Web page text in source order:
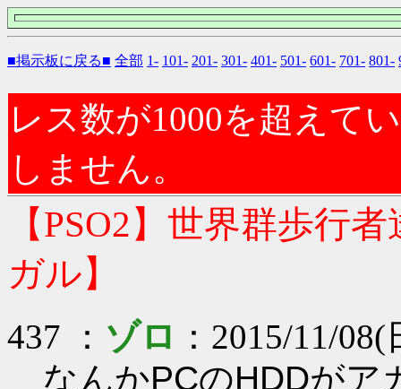
■掲示板に戻る■ 全部 1- 101- 201- 301- 401- 501- 601- 701- 801-
レス数が1000を超えて
しません。
【PSO2】世界群歩行
ガル】
437 ： ゾロ ：2015/11/
なんかPCのHDDがア